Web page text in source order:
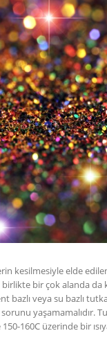
kesilmesiyle elde
bir çok alanda
bazlı veya su bazlı
yaşamamalıdır.
160C üzerinde bir